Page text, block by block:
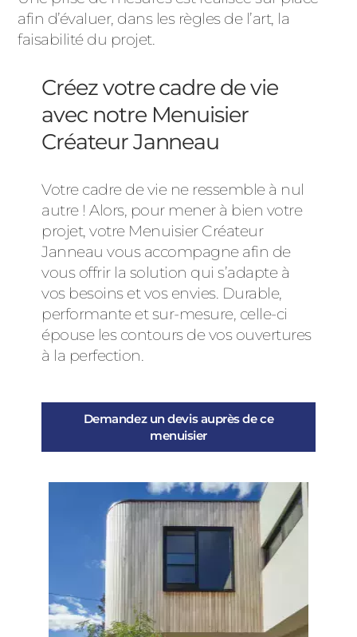
afin d’évaluer, dans les règles de l’art, la
faisabilité du projet.
Créez votre cadre de vie
avec notre Menuisier
Créateur Janneau
Votre cadre de vie ne ressemble à nul
autre ! Alors, pour mener à bien votre
projet, votre Menuisier Créateur
Janneau vous accompagne afin de
vous offrir la solution qui s’adapte à
vos besoins et vos envies. Durable,
performante et sur-mesure, celle-ci
épouse les contours de vos ouvertures
à la perfection.
Demandez un devis auprès de ce
menuisier